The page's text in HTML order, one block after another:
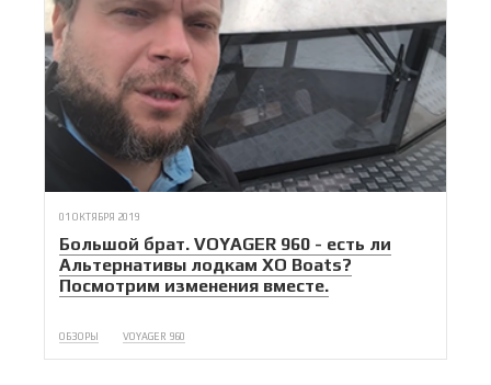
01 ОКТЯБРЯ 2019
Большой брат. VOYAGER 960 - есть ли
Альтернативы лодкам XO Boats?
Посмотрим изменения вместе.
ОБЗОРЫ VOYAGER 960